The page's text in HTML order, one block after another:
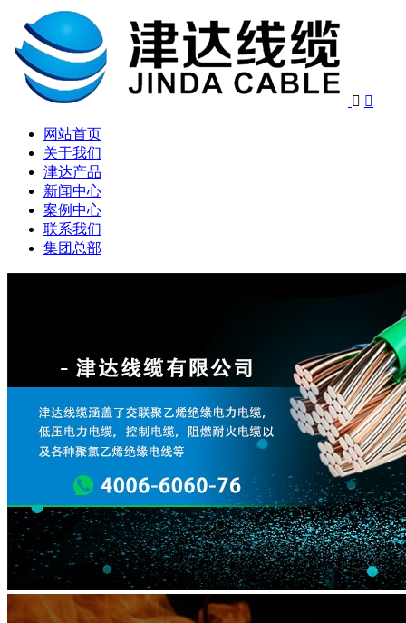
 
网站首页
关于我们
津达产品
新闻中心
案例中心
联系我们
集团总部